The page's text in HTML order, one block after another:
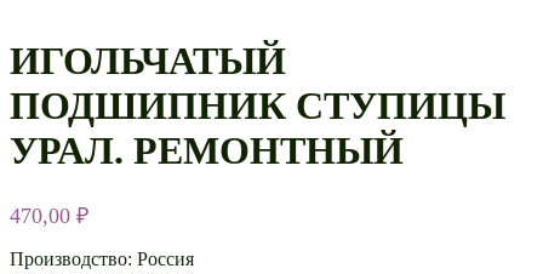
ИГОЛЬЧАТЫЙ
ПОДШИПНИК СТУПИЦЫ
УРАЛ. РЕМОНТНЫЙ
470,00 ₽
Производство: Россия